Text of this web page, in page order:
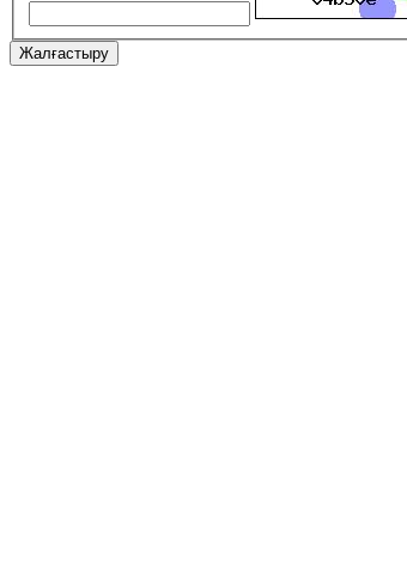
Жалғастыру